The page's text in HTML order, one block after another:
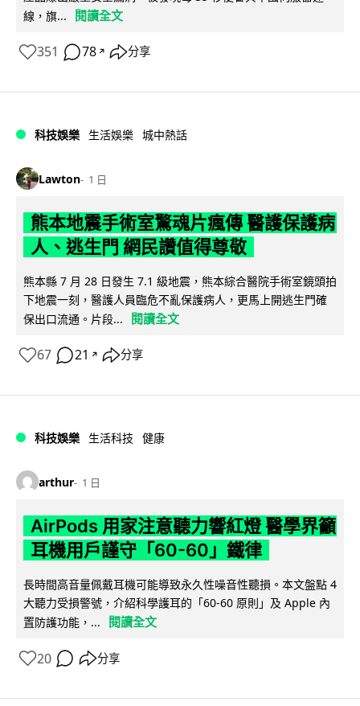
線，旗...
閱讀全文
351 78 ↗ 分享
科技娛樂 生活娛樂 城中熱話
Lawton 1 日
熊本地震手術室驚魂片瘋傳 醫護保護病
人、逃生門 網民讚值得尊敬
熊本縣 7 月 28 日發生 7.1 級地震，熊本綜合醫院手術室鏡頭拍
下地震一刻，醫護人員臨危不亂保護病人，更馬上開逃生門確
保出口流通。片段...
閱讀全文
67 21 ↗ 分享
科技娛樂 生活科技 健康
arthur 1 日
AirPods 用家注意聽力響紅燈 醫學界籲
耳機用戶謹守「60-60」鐵律
長時間高音量佩戴耳機可能導致永久性噪音性聽損。本文盤點 4
大聽力受損警號，介紹科學護耳的「60-60 原則」及 Apple 內
置防護功能，...
閱讀全文
20 分享